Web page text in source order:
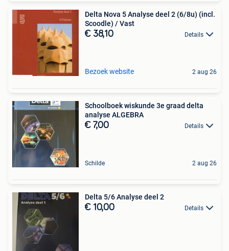
Delta Nova 5 Analyse deel 2 (6/8u) (incl.
Scoodle) / Vast
€ 38,10 Details
Bezoek website 2 aug 26
Schoolboek wiskunde 3e graad delta
analyse ALGEBRA
€ 7,00 Details
Schilde 2 aug 26
Delta 5/6 Analyse deel 2
€ 10,00 Details